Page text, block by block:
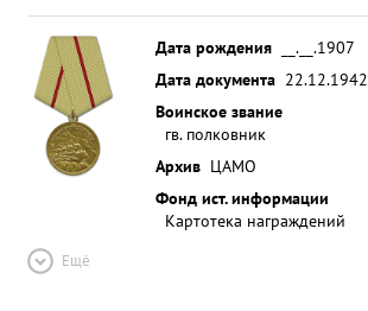
Дата рождения
__.__.1907
Дата документа 22.12.1942
Воинское звание
гв. полковник
Архив ЦАМО
Фонд ист. информации
Картотека награждений
Ещё